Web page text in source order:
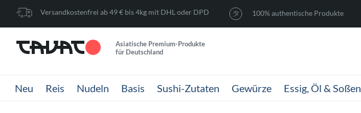
Versandkostenfrei ab 49 € bis 4kg mit DHL oder DPD 100% authentische Produkte
Asiatische Premium-Produkte
für Deutschland
Neu Reis Nudeln Basis Sushi-Zutaten Gewürze Essig, Öl & Soßen